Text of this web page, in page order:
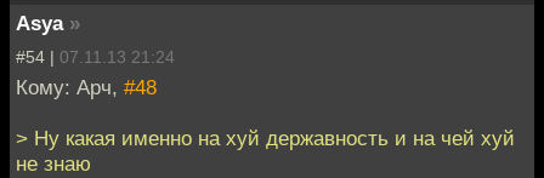
Asya »
#54 | 07.11.13 21:24
Кому: Арч, #48
> Ну какая именно на хуй державность и на чей хуй
не знаю